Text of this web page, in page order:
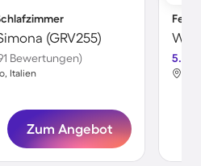
(GRV255)
Bewertungen)
Italien
Zum Angebot
5.0